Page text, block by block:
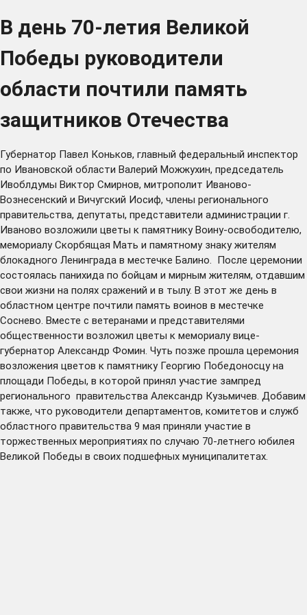
В день 70-летия Великой
Победы руководители
области почтили память
защитников Отечества
Губернатор Павел Коньков, главный федеральный инспектор
по Ивановской области Валерий Можжухин, председатель
Ивоблдумы Виктор Смирнов, митрополит Иваново-
Вознесенский и Вичугский Иосиф, члены регионального
правительства, депутаты, представители администрации г.
Иваново возложили цветы к памятнику Воину-освободителю,
мемориалу Скорбящая Мать и памятному знаку жителям
блокадного Ленинграда в местечке Балино. После церемонии
состоялась панихида по бойцам и мирным жителям, отдавшим
свои жизни на полях сражений и в тылу. В этот же день в
областном центре почтили память воинов в местечке
Соснево. Вместе с ветеранами и представителями
общественности возложил цветы к мемориалу вице-
губернатор Александр Фомин. Чуть позже прошла церемония
возложения цветов к памятнику Георгию Победоносцу на
площади Победы, в которой принял участие зампред
регионального правительства Александр Кузьмичев. Добавим
также, что руководители департаментов, комитетов и служб
областного правительства 9 мая приняли участие в
торжественных мероприятиях по случаю 70-летнего юбилея
Великой Победы в своих подшефных муниципалитетах.